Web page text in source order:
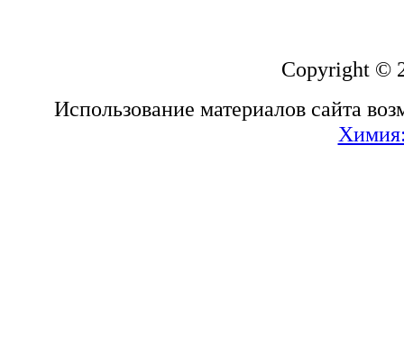
Copyright ©
Использование материалов сайта